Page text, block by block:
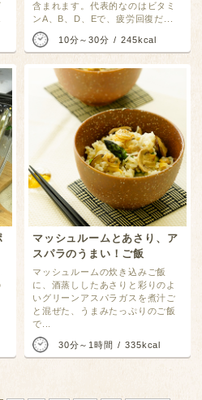
含まれます。代表的なのはビタミ
ンA、B、D、Eで、疲労回復だ...
10分～30分 245kcal
マッシュルームとあさり、ア
スパラのうまい！ご飯
マッシュルームの炊き込みご飯
に、酒蒸ししたあさりと彩りのよ
いグリーンアスパラガスを煮汁ご
と混ぜた、うまみたっぷりのご飯
で...
30分～1時間 335kcal